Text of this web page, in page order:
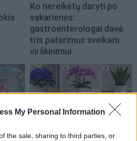
My Personal Information
the sale, sharing to third parties, or
Ko nereikėtų daryti po
vakarienės:
gastroenterologai davė
tris patarimus sveikam
virškinimui
Laisvalaikis